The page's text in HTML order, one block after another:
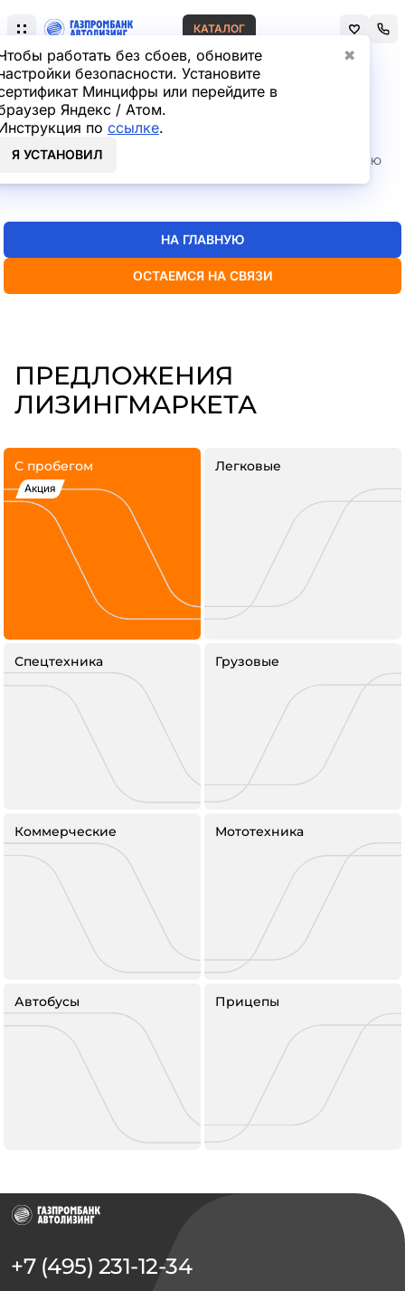
работать без сбоев, обновите
безопасности. Установите
Минцифры или перейдите в
Яндекс / Атом.
по ссылке.
Я УСТАНОВИЛ
✖
КАТАЛОГ
Главная Лизинг легковых автомобилей
СТРАНИЦА НЕ НАЙДЕНА
Но мы точно знаем, где искать нужную вам информацию
НА ГЛАВНУЮ
ОСТАЕМСЯ НА СВЯЗИ
ПРЕДЛОЖЕНИЯ
ЛИЗИНГМАРКЕТА
С пробегом
Акция
Легковые
Спецтехника Грузовые
Коммерческие Мототехника
Автобусы Прицепы
+7 (495) 231-12-34